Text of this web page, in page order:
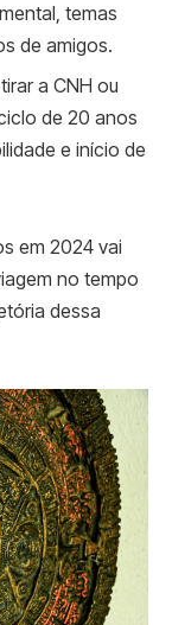
temas
de amigos.
a CNH ou
de 20 anos
e início de
em 2024 vai
no tempo
dessa